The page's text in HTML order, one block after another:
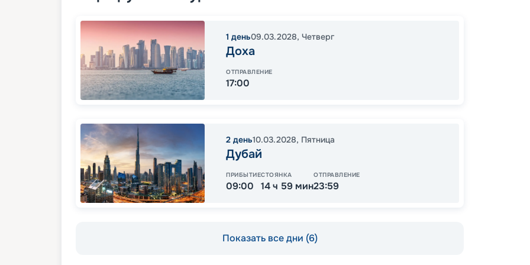
1 день09.03.2028, Четверг
Доха
ОТПРАВЛЕНИЕ
17:00
2 день10.03.2028, Пятница
Дубай
ПРИБЫТИЕ
09:00
СТОЯНКА
14 ч 59 мин
ОТПРАВЛЕНИЕ
23:59
Показать все дни (6)